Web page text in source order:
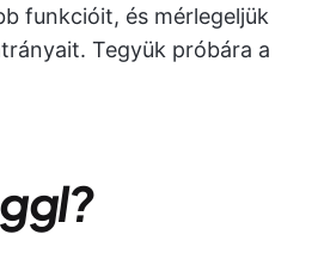
funkcióit, és mérlegeljük
Tegyük próbára a